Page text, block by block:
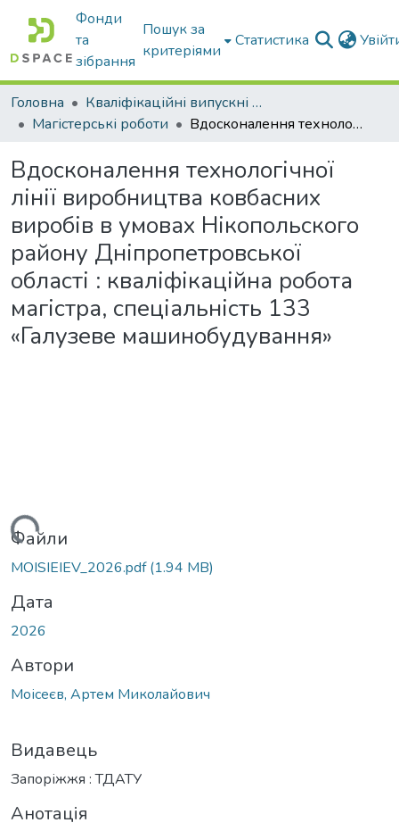
Фонди
та
зібрання
Пошук за
критеріями
Статистика
Головна
Кваліфікаційні випускні роботи бакалаврів і магістрів
Магістерські роботи
Вдосконалення технологічної лінії виробництва ковбасних виробів в умовах Нікопольского району Дніпропетровської області : кваліфікаційна робота магістра, спеціальність 133 «Галузеве машинобудування»
Вдосконалення технологічної
лінії виробництва ковбасних
виробів в умовах Нікопольского
району Дніпропетровської
області : кваліфікаційна робота
магістра, спеціальність 133
«Галузеве машинобудування»
Файли
MOISIEIEV_2026.pdf(1.94 MB)
Дата
2026
Автори
Моісеєв, Артем Миколайович
Видавець
Запоріжжя : ТДАТУ
Анотація